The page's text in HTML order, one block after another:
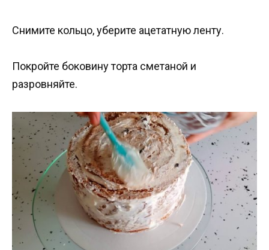
Снимите кольцо, уберите ацетатную ленту.
Покройте боковину торта сметаной и
разровняйте.